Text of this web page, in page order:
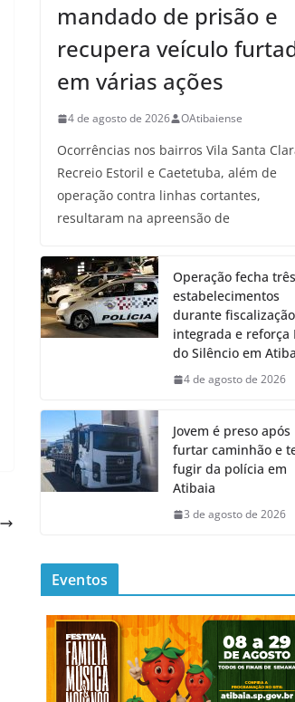
mandado de prisão e
recupera veículo
em várias ações
4 de agosto de 2026 OAtibaiense
Ocorrências nos bairros Vila Santa
Recreio Estoril e Caetetuba, além de
operação contra linhas cortantes,
resultaram na apreensão de
Operação fecha três
estabelecimentos
durante fiscalização
integrada e reforça
do Silêncio em
4 de agosto de 2026
Jovem é preso após
furtar caminhão e
fugir da polícia em
Atibaia
3 de agosto de 2026
Eventos